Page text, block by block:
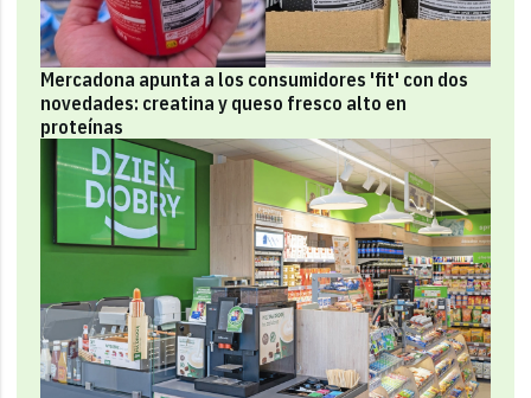
Mercadona apunta a los consumidores 'fit' con dos
novedades: creatina y queso fresco alto en
proteínas